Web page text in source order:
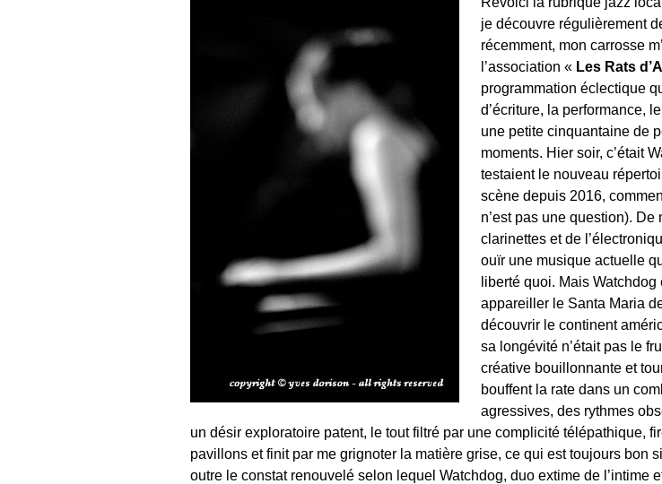
je découvre régulièrement
récemment, mon carrosse
l’association « Les Rats
programmation éclectique
d’écriture, la performance,
une petite cinquantaine de
moments. Hier soir, c’était
testaient le nouveau
scène depuis 2016,
n’est pas une question).
clarinettes et de
ouïr une musique actuelle
liberté quoi. Mais
appareiller le Santa Maria
découvrir le continent
sa longévité n’était pas le
créative bouillonnante et
bouffent la rate dans un
agressives, des rythmes
un désir exploratoire patent, le tout filtré par une complicité télépathique,
pavillons et finit par me grignoter la matière grise, ce qui est toujours bon
outre le constat renouvelé selon lequel Watchdog, duo extime de l’intime